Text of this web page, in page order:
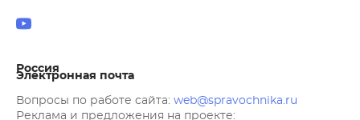
Россия
Электронная почта
Вопросы по работе сайта: web@spravochnika.ru
Реклама и предложения на проекте: